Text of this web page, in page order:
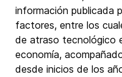
información publicada
factores, entre los
de atraso tecnológico
economía,
desde inicios de los